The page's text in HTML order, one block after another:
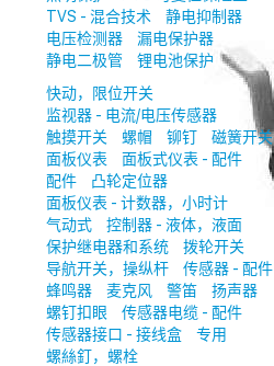
TVS - 混合技术
静电抑制器
电压检测器
漏电保护器
静电二极管
锂电池保护
快动，限位开关
监视器 - 电流/电压传感器
触摸开关
螺帽 铆钉
磁簧开关
面板仪表
面板式仪表 - 配件
配件
凸轮定位器
面板仪表 - 计数器，小时计
气动式
控制器 - 液体，液面
保护继电器和系统
拨轮开关
导航开关，操纵杆
传感器 - 配件
蜂鸣器
麦克风 警笛
扬声器
螺钉扣眼
传感器电缆 - 配件
传感器接口 - 接线盒
专用
螺絲釘，螺栓